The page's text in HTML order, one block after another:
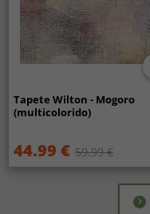
Tapete Wilton - Mogoro
(multicolorido)
44.99 € 59.99 €